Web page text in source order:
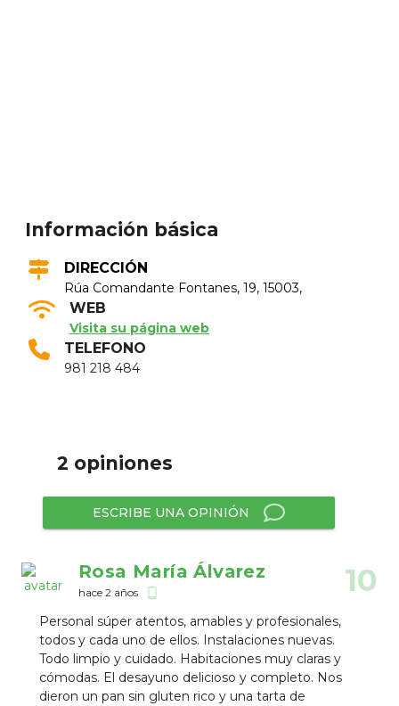
Información básica
DIRECCIÓN
Rúa Comandante Fontanes, 19, 15003,
WEB
Visita su página web
TELEFONO
981 218 484
2 opiniones
ESCRIBE UNA OPINIÓN
Rosa María Álvarez
hace 2 años phone_android 10
Personal súper atentos, amables y profesionales,
todos y cada uno de ellos. Instalaciones nuevas.
Todo limpio y cuidado. Habitaciones muy claras y
cómodas. El desayuno delicioso y completo. Nos
dieron un pan sin gluten rico y una tarta de